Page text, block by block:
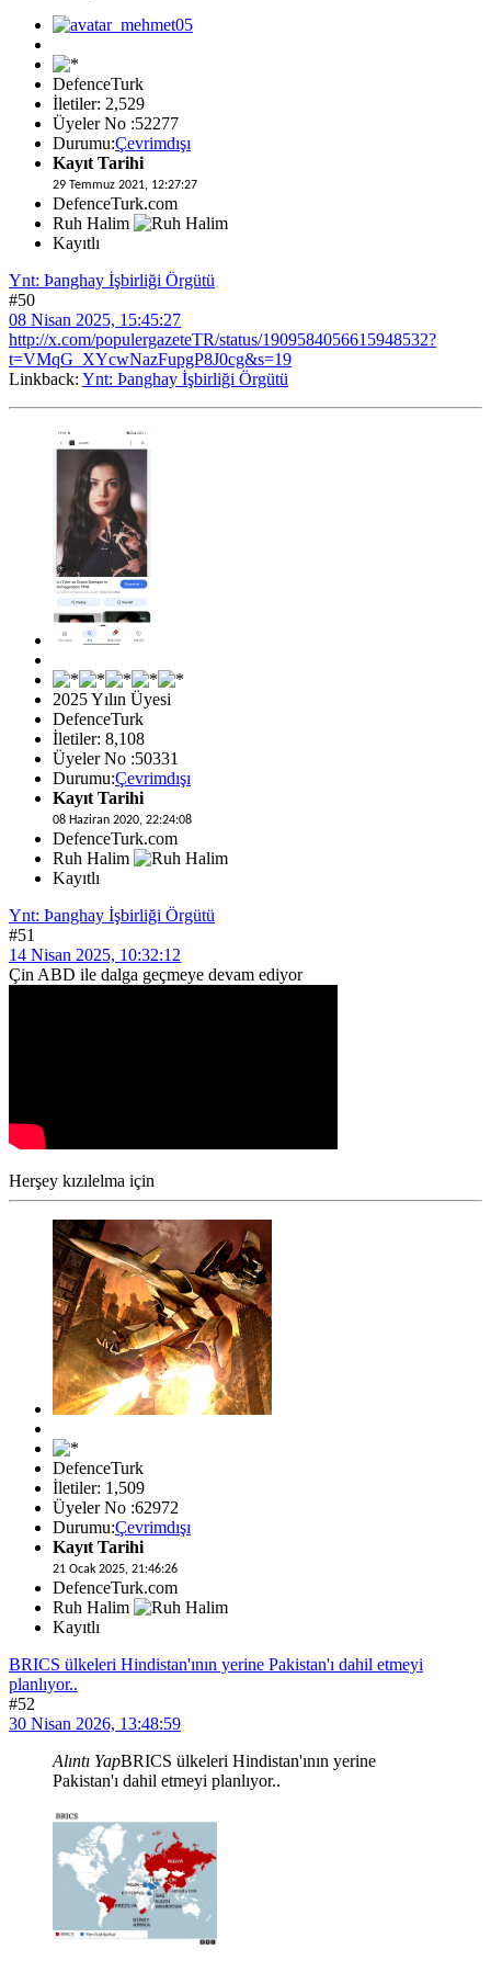
DefenceTurk
İletiler: 2,529
Üyeler No :52277
Durumu:Çevrimdışı
Kayıt Tarihi
29 Temmuz 2021, 12:27:27
DefenceTurk.com
Ruh Halim
Kayıtlı
Ynt: Þanghay İşbirliği Örgütü
#50
08 Nisan 2025, 15:45:27
http://x.com/populergazeteTR/status/1909584056615948532?
t=VMqG_XYcwNazFupgP8J0cg&s=19
Linkback: Ynt: Þanghay İşbirliği Örgütü
2025 Yılın Üyesi
DefenceTurk
İletiler: 8,108
Üyeler No :50331
Durumu:Çevrimdışı
Kayıt Tarihi
08 Haziran 2020, 22:24:08
DefenceTurk.com
Ruh Halim
Kayıtlı
Ynt: Þanghay İşbirliği Örgütü
#51
14 Nisan 2025, 10:32:12
Çin ABD ile dalga geçmeye devam ediyor
Herşey kızılelma için
DefenceTurk
İletiler: 1,509
Üyeler No :62972
Durumu:Çevrimdışı
Kayıt Tarihi
21 Ocak 2025, 21:46:26
DefenceTurk.com
Ruh Halim
Kayıtlı
BRICS ülkeleri Hindistan'ının yerine Pakistan'ı dahil etmeyi
planlıyor..
#52
30 Nisan 2026, 13:48:59
Alıntı YapBRICS ülkeleri Hindistan'ının yerine
Pakistan'ı dahil etmeyi planlıyor..